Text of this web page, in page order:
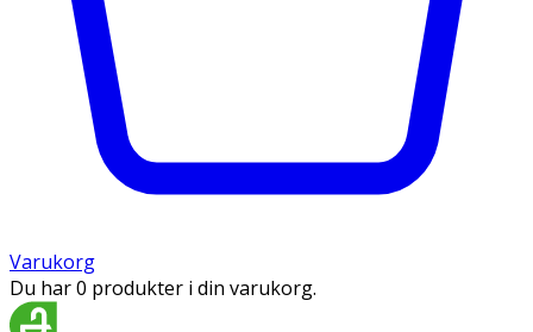
Varukorg
Du har 0 produkter i din varukorg.